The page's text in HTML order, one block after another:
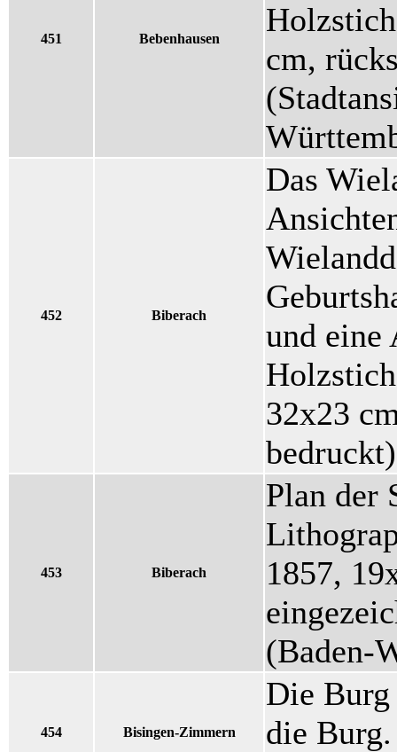
451 Bebenhausen
cm,
452 Biberach
Das
und eine
32x23
bedruckt)
453 Biberach
Plan der
1857,
(Baden-
454 Bisingen-Zimmern
Die
die